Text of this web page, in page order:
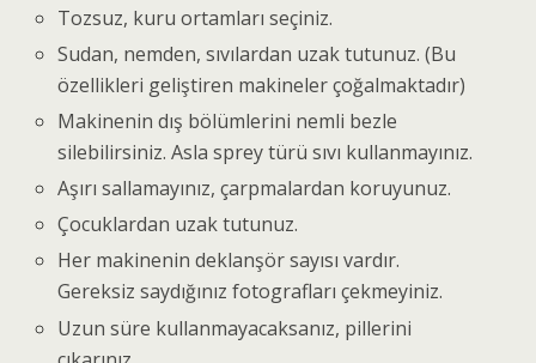
Tozsuz, kuru ortamları seçiniz.
Sudan, nemden, sıvılardan uzak tutunuz. (Bu
özellikleri geliştiren makineler çoğalmaktadır)
Makinenin dış bölümlerini nemli bezle
silebilirsiniz. Asla sprey türü sıvı kullanmayınız.
Aşırı sallamayınız, çarpmalardan koruyunuz.
Çocuklardan uzak tutunuz.
Her makinenin deklanşör sayısı vardır.
Gereksiz saydığınız fotografları çekmeyiniz.
Uzun süre kullanmayacaksanız, pillerini